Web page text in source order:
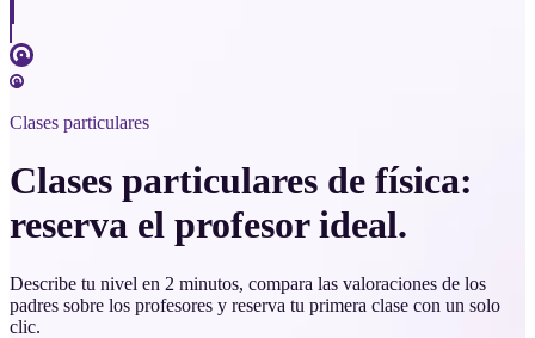
Clases particulares
Clases particulares de física:
reserva el profesor ideal.
Describe tu nivel en 2 minutos, compara las valoraciones de los
padres sobre los profesores y reserva tu primera clase con un solo
clic.